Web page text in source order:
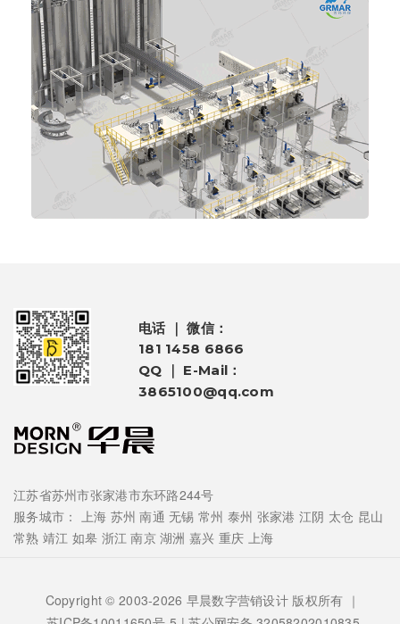
电话 ｜ 微信：
181 1458 6866
QQ ｜ E-Mail：
3865100@qq.com
江苏省苏州市张家港市东环路244号
服务城市： 上海 苏州 南通 无锡 常州 泰州 张家港 江阴 太仓 昆山
常熟 靖江 如皋 浙江 南京 湖洲 嘉兴 重庆 上海
Copyright © 2003-2026 早晨数字营销设计 版权所有 ｜